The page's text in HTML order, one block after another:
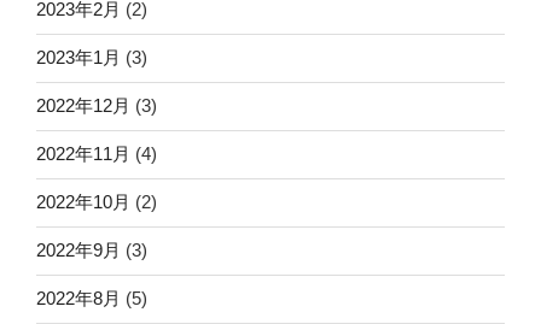
2023年2月 (2)
2023年1月 (3)
2022年12月 (3)
2022年11月 (4)
2022年10月 (2)
2022年9月 (3)
2022年8月 (5)